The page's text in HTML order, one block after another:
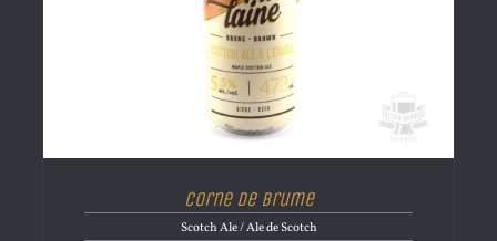
Corne de brume
Scotch Ale / Ale de Scotch